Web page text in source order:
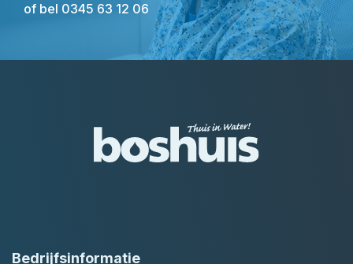
of bel 0345 63 12 06
Bedrijfsinformatie